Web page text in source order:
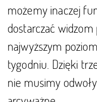
możemy inaczej
dostarczać
najwyższym
tygodniu. Dzięki
nie musimy